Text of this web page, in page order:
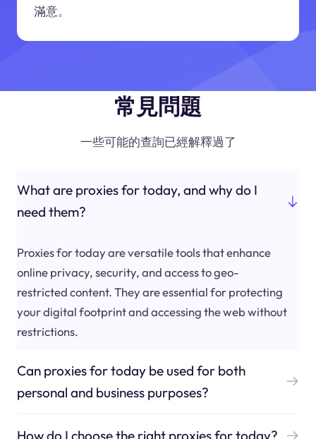
滿意。
常見問題
一些可能的查詢已經解釋過了
What are proxies for today, and why do I
need them?
Proxies for today are versatile tools that enhance
online privacy, security, and access to geo-
restricted content. They are essential for protecting
your digital footprint and accessing the web without
restrictions.
Can proxies for today be used for both
personal and business purposes?
How do I choose the right proxies for today?